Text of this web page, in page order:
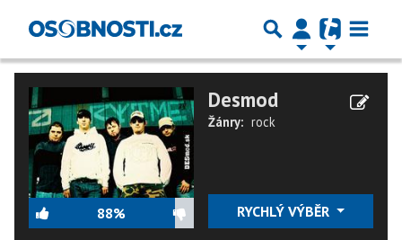
88%
Desmod
Žánry: rock
RYCHLÝ VÝBĚR